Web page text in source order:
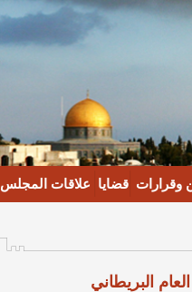
وقرارات قضايا علاقات المجلس
البريطاني